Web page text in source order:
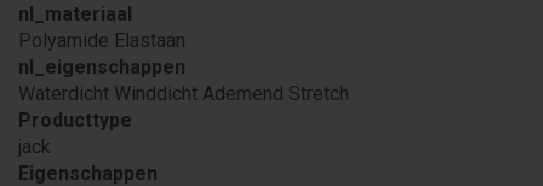
nl_materiaal
Polyamide Elastaan
nl_eigenschappen
Waterdicht Winddicht Ademend Stretch
Producttype
jack
Eigenschappen